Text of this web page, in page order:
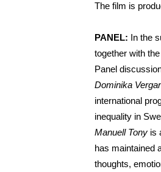
The film is
PANEL: In the
together with
Panel
Dominika
international
inequality in
Manuell Tony is
has maintained
thoughts,